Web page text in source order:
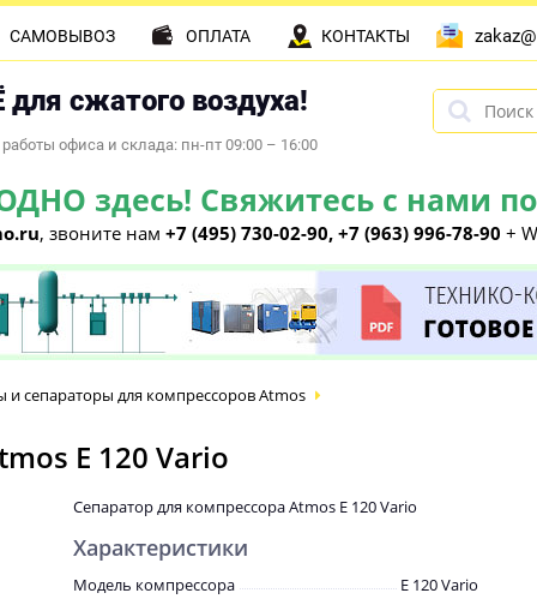
для сжатого воздуха!
офиса и склада: пн-пт 09:00 – 16:00
здесь! Свяжитесь с нами по
, звоните нам +7 (495) 730-02-90, +7 (963) 996-78-90 +
САМОВЫВОЗ ОПЛАТА КОНТАКТЫ
и сепараторы для компрессоров Atmos
E 120 Vario
Сепаратор для компрессора Atmos E 120 Vario
Характеристики
Модель компрессора
E 120 Vario